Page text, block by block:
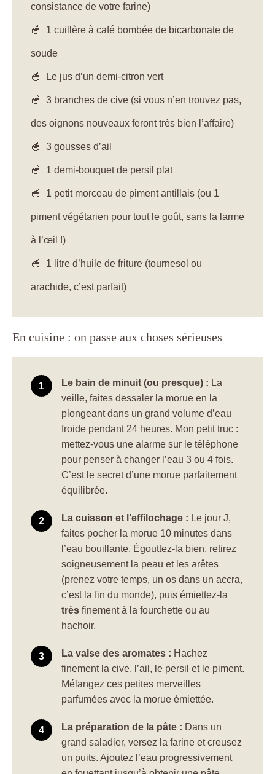
consistance de votre farine)
1 cuillère à café bombée de bicarbonate de
soude
Le jus d’un demi-citron vert
3 branches de cive (si vous n’en trouvez pas,
des oignons nouveaux feront très bien l’affaire)
3 gousses d’ail
1 demi-bouquet de persil plat
1 petit morceau de piment antillais (ou 1
piment végétarien pour tout le goût, sans la larme
à l’œil !)
1 litre d’huile de friture (tournesol ou
arachide, c’est parfait)
En cuisine : on passe aux choses sérieuses
Le bain de minuit (ou presque) : La
veille, faites dessaler la morue en la
plongeant dans un grand volume d’eau
froide pendant 24 heures. Mon petit truc :
mettez-vous une alarme sur le téléphone
pour penser à changer l’eau 3 ou 4 fois.
C’est le secret d’une morue parfaitement
équilibrée.
La cuisson et l’effilochage : Le jour J,
faites pocher la morue 10 minutes dans
l’eau bouillante. Égouttez-la bien, retirez
soigneusement la peau et les arêtes
(prenez votre temps, un os dans un accra,
c’est la fin du monde), puis émiettez-la
très finement à la fourchette ou au
hachoir.
La valse des aromates : Hachez
finement la cive, l’ail, le persil et le piment.
Mélangez ces petites merveilles
parfumées avec la morue émiettée.
La préparation de la pâte : Dans un
grand saladier, versez la farine et creusez
un puits. Ajoutez l’eau progressivement